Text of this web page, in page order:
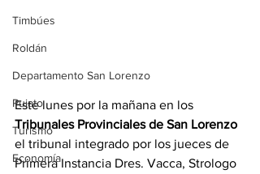
Timbúes
Roldán
Departamento San Lorenzo
Pujato
Turismo
Economía
Este lunes por la mañana en los
Tribunales Provinciales de San Lorenzo
el tribunal integrado por los jueces de
Primera Instancia Dres. Vacca, Strologo